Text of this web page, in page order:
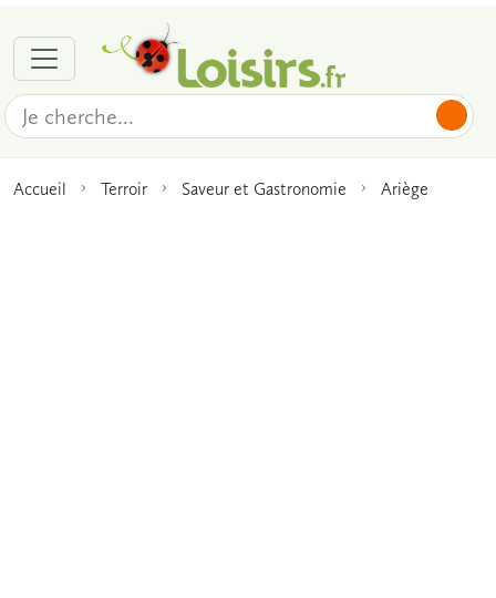
Accueil Terroir Saveur et Gastronomie Ariège